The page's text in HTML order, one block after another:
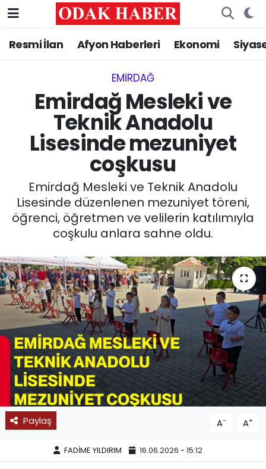
Resmi İlan Afyon Haberleri Ekonomi
EMIRDAĞ‎
Emirdağ Mesleki ve
Teknik Anadolu
Lisesinde mezuniyet
coşkusu
Emirdağ Mesleki ve Teknik Anadolu
Lisesinde düzenlenen mezuniyet töreni,
öğrenci, öğretmen ve velilerin katılımıyla
coşkulu anlara sahne oldu.
Paylaş A- A+
FADİME YILDIRIM 16.06.2026 - 15:12
AFYONKARAHİSAR HABERLERİ
ASAYİŞ
GÜNCEL
EĞİTİM
MAGAZİN
SAĞLIK
SPOR
11:11 MANŞET
Nöbetçi Eczaneler
Trafik Durumu
Süper Lig Puan Durumu ve Fikstür
Tüm Manşetler
Son Dakika Haberleri
Haber Arşivi